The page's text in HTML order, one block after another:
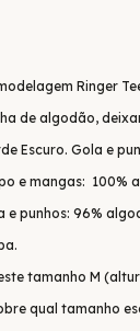
Ringer
de algodão,
Escuro. Gola e
e mangas:
e punhos: 96%
tamanho M
qual tamanho